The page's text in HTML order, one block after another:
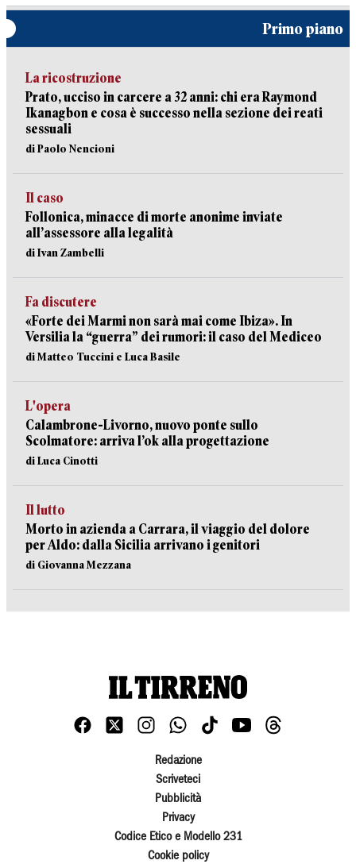
Primo piano
La ricostruzione
Prato, ucciso in carcere a 32 anni: chi era Raymond
Ikanagbon e cosa è successo nella sezione dei reati
sessuali
di Paolo Nencioni
Il caso
Follonica, minacce di morte anonime inviate
all’assessore alla legalità
di Ivan Zambelli
Fa discutere
«Forte dei Marmi non sarà mai come Ibiza». In
Versilia la “guerra” dei rumori: il caso del Mediceo
di Matteo Tuccini e Luca Basile
L'opera
Calambrone-Livorno, nuovo ponte sullo
Scolmatore: arriva l’ok alla progettazione
di Luca Cinotti
Il lutto
Morto in azienda a Carrara, il viaggio del dolore
per Aldo: dalla Sicilia arrivano i genitori
di Giovanna Mezzana
Redazione
Scriveteci
Pubblicità
Privacy
Codice Etico e Modello 231
Cookie policy